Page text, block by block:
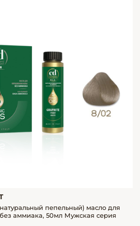
пепельный) масло для
аммиака, 50мл Мужская серия